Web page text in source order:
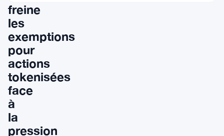
freine
les
exemptions
pour
actions
tokenisées
face
à
la
pression